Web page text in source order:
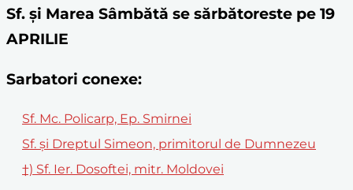
Sf. și Marea Sâmbătă se sărbătoreste pe 19
APRILIE
Sarbatori conexe:
Sf. Mc. Policarp, Ep. Smirnei
Sf. și Dreptul Simeon, primitorul de Dumnezeu
†) Sf. Ier. Dosoftei, mitr. Moldovei